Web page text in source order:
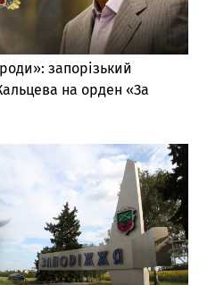
запорізький
на орден «За